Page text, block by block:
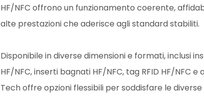
HF/NFC offrono un funzionamento coerente,
alte prestazioni che aderisce agli standard stabiliti.
Disponibile in diverse dimensioni e formati, inclusi
HF/NFC, inserti bagnati HF/NFC, tag RFID HF/NFC e
Tech offre opzioni flessibili per soddisfare le diverse